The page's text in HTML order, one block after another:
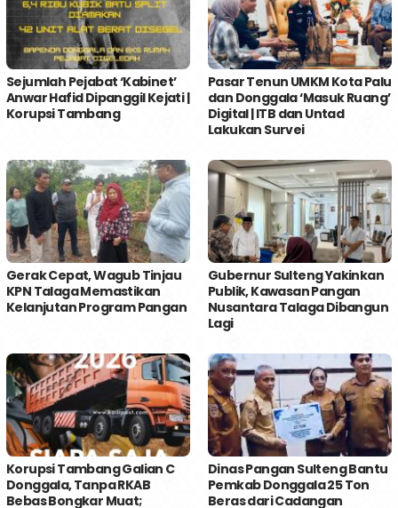
Sejumlah Pejabat ‘Kabinet’
Anwar Hafid Dipanggil Kejati |
Korupsi Tambang
Pasar Tenun UMKM Kota Palu
dan Donggala ‘Masuk Ruang’
Digital | ITB dan Untad
Lakukan Survei
Gerak Cepat, Wagub Tinjau
KPN Talaga Memastikan
Kelanjutan Program Pangan
Gubernur Sulteng Yakinkan
Publik, Kawasan Pangan
Nusantara Talaga Dibangun
Lagi
Korupsi Tambang Galian C
Donggala, Tanpa RKAB
Bebas Bongkar Muat;
Dinas Pangan Sulteng Bantu
Pemkab Donggala 25 Ton
Beras dari Cadangan